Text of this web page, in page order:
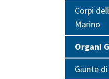
Corpi
Marino
Organi
Giunte